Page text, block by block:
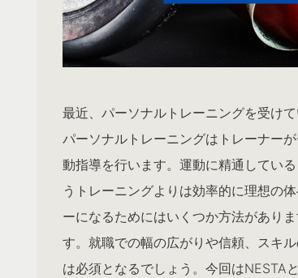
最近、パーソナルトレーニングを受け
パーソナルトレーニングはトレーナー
動指導を行います。運動に精通してい
うトレーニングよりは効率的に理想の
ーになるためにはいくつか方法があり
す。就職での幅の広がりや信頼、スキ
は必須となるでしょう。今回はNESTA